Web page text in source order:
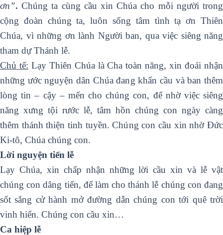
ơn”.Chúng ta cùng cầu xin Chúa cho mỗi người trong
cộng đoàn chúng ta, luôn sống tâm tình tạ ơn Thiên
Chúa, vì những ơn lành Người ban, qua việc siêng năng
tham dự Thánh lễ.
Chủ tế: Lạy Thiên Chúa là Cha toàn năng, xin đoái nhận
những ước nguyện dân Chúa đang khẩn cầu và ban thêm
lòng tin – cậy – mến cho chúng con, để nhờ việc siêng
năng xưng tội rước lễ, tâm hồn chúng con ngày càng
thêm thánh thiện tinh tuyền. Chúng con cầu xin nhờ Đức
Ki-tô, Chúa chúng con.
Lời nguyện tiến lễ
Lạy Chúa, xin chấp nhận những lời cầu xin và lễ vật
chúng con dâng tiến, để làm cho thánh lễ chúng con đang
sốt sắng cử hành mở đường dẫn chúng con tới quê trời
vinh hiển. Chúng con cầu xin…
Ca hiệp lễ